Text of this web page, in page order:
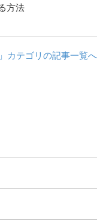
方法
カテゴリの記事一覧へ